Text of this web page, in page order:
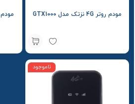
مودم روتر 4G نزتک مدل GTX1000
ناموجود